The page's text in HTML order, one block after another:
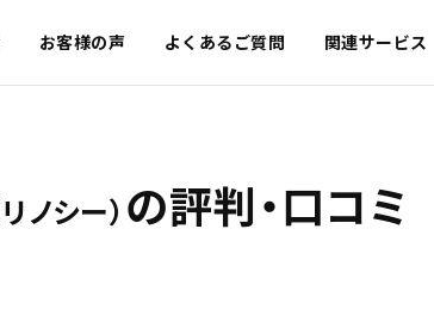
お客様の声 よくあるご質問 関連サービス
リノシー） の評判・口コミ